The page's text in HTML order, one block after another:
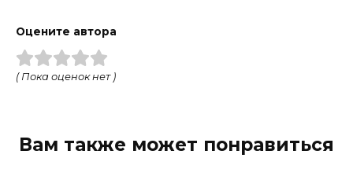
Оцените автора
( Пока оценок нет )
Вам также может понравиться